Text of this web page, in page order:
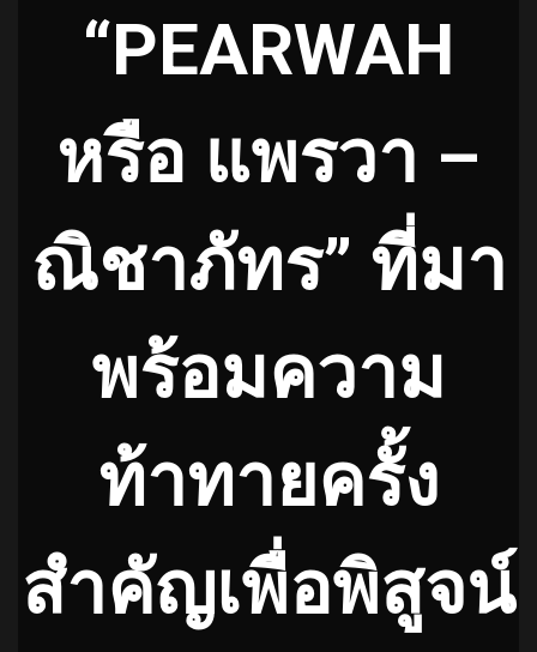
“PEARWAH
หรือ แพรวา –
ณิชาภัทร” ที่มา
พร้อมความ
ท้าทายครั้ง
สำคัญเพื่อพิสูจน์